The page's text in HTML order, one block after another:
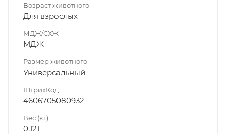
Возраст животного
Для взрослых
МДЖ/СХЖ
МДЖ
Размер животного
Универсальный
ШтрихКод
4606705080932
Вес (кг)
0.121